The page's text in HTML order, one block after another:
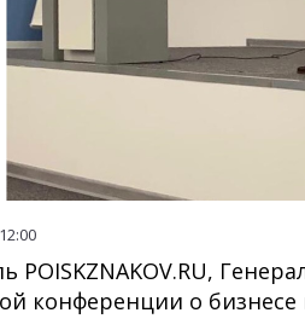
POISKZNAKOV.RU,
конференции о бизнесе